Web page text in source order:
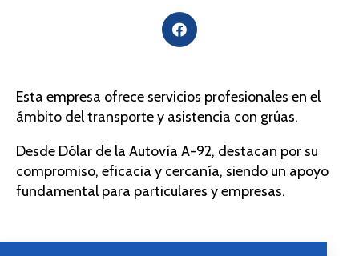
Esta empresa ofrece servicios profesionales en el
ámbito del transporte y asistencia con grúas.
Desde Dólar de la Autovía A-92, destacan por su
compromiso, eficacia y cercanía, siendo un apoyo
fundamental para particulares y empresas.